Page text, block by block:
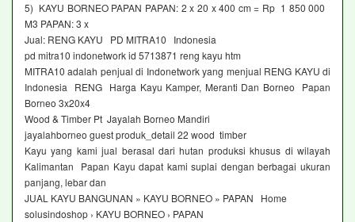
5) KAYU BORNEO PAPAN PAPAN: 2 x 20 x 400 cm = Rp 1 850 000
M3 PAPAN: 3 x
Jual: RENG KAYU PD MITRA10 Indonesia
pd mitra10 indonetwork id 5713871 reng kayu htm
MITRA10 adalah penjual di Indonetwork yang menjual RENG KAYU di
Indonesia RENG Harga Kayu Kamper, Meranti Dan Borneo Papan
Borneo 3x20x4
Wood & Timber Pt Jayalah Borneo Mandiri
jayalahborneo guest produk_detail 22 wood timber
Kayu yang kami jual berasal dari hutan produksi khusus di wilayah
Kalimantan Papan Kayu dapat kami suplai dengan berbagai ukuran
panjang, lebar dan
JUAL KAYU BANGUNAN » KAYU BORNEO » PAPAN Home
solusindoshop › KAYU BORNEO › PAPAN